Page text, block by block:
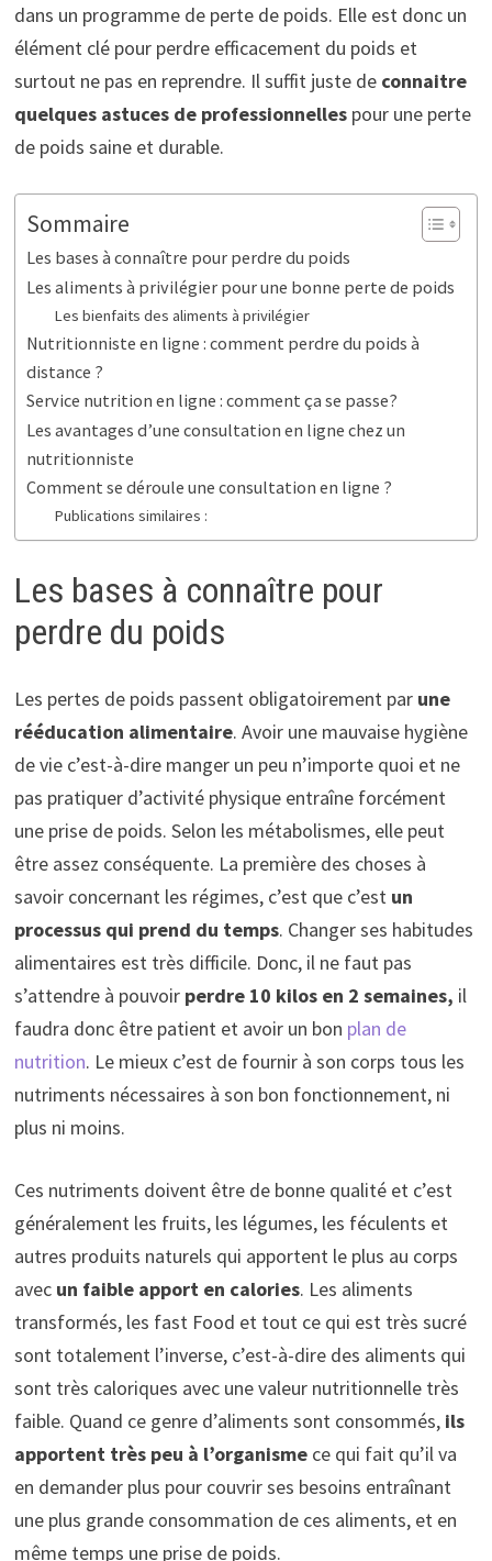
dans un programme de perte de poids. Elle est donc un
élément clé pour perdre efficacement du poids et
surtout ne pas en reprendre. Il suffit juste de connaitre
quelques astuces de professionnelles pour une perte
de poids saine et durable.
Sommaire
Les bases à connaître pour perdre du poids
Les aliments à privilégier pour une bonne perte de poids
Les bienfaits des aliments à privilégier
Nutritionniste en ligne : comment perdre du poids à
distance ?
Service nutrition en ligne : comment ça se passe?
Les avantages d’une consultation en ligne chez un
nutritionniste
Comment se déroule une consultation en ligne ?
Publications similaires :
Les bases à connaître pour
perdre du poids
Les pertes de poids passent obligatoirement par une
rééducation alimentaire. Avoir une mauvaise hygiène
de vie c’est-à-dire manger un peu n’importe quoi et ne
pas pratiquer d’activité physique entraîne forcément
une prise de poids. Selon les métabolismes, elle peut
être assez conséquente. La première des choses à
savoir concernant les régimes, c’est que c’est un
processus qui prend du temps. Changer ses habitudes
alimentaires est très difficile. Donc, il ne faut pas
s’attendre à pouvoir perdre 10 kilos en 2 semaines, il
faudra donc être patient et avoir un bon plan de
nutrition. Le mieux c’est de fournir à son corps tous les
nutriments nécessaires à son bon fonctionnement, ni
plus ni moins.
Ces nutriments doivent être de bonne qualité et c’est
généralement les fruits, les légumes, les féculents et
autres produits naturels qui apportent le plus au corps
avec un faible apport en calories. Les aliments
transformés, les fast Food et tout ce qui est très sucré
sont totalement l’inverse, c’est-à-dire des aliments qui
sont très caloriques avec une valeur nutritionnelle très
faible. Quand ce genre d’aliments sont consommés, ils
apportent très peu à l’organismece qui fait qu’il va
en demander plus pour couvrir ses besoins entraînant
une plus grande consommation de ces aliments, et en
même temps une prise de poids.